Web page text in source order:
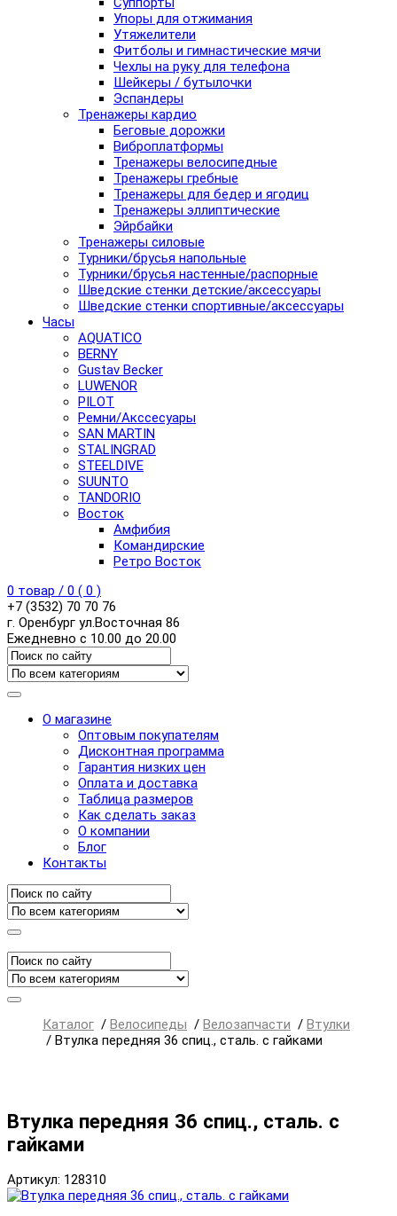
Упоры для отжимания
Утяжелители
Фитболы и гимнастические мячи
Чехлы на руку для телефона
Шейкеры / бутылочки
Эспандеры
Тренажеры кардио
Беговые дорожки
Виброплатформы
Тренажеры велосипедные
Тренажеры гребные
Тренажеры для бедер и ягодиц
Тренажеры эллиптические
Эйрбайки
Тренажеры силовые
Турники/брусья напольные
Турники/брусья настенные/распорные
Шведские стенки детские/аксессуары
Шведские стенки спортивные/аксессуары
Часы
AQUATICO
BERNY
Gustav Becker
LUWENOR
PILOT
Pемни/Акссесуары
SAN MARTIN
STALINGRAD
STEELDIVE
SUUNTO
TANDORIO
Восток
Амфибия
Командирские
Ретро Восток
0 товар / 0 ( 0 )
+7 (3532) 70 70 76
г. Оренбург ул.Восточная 86
Ежедневно с 10.00 до 20.00
О магазине
Оптовым покупателям
Дисконтная программа
Гарантия низких цен
Оплата и доставка
Таблица размеров
Как сделать заказ
О компании
Блог
Контакты
Каталог / Велосипеды / Велозапчасти / Втулки
/ Втулка передняя 36 спиц., сталь. с гайками
Втулка передняя 36 спиц., сталь. с
гайками
Артикул: 128310